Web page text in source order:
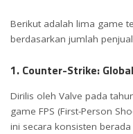
Berikut adalah lima game
berdasarkan jumlah
1. Counter-Strike:
Dirilis oleh Valve pada
game FPS (First-Person
ini secara konsisten